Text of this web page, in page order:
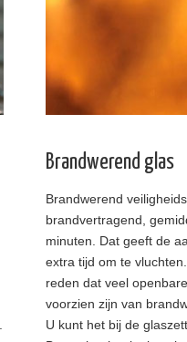
Brandwerend glas
Brandwerend
brandvertragend,
minuten. Dat geeft de
extra tijd om te
reden dat veel
voorzien zijn van
U kunt het bij de